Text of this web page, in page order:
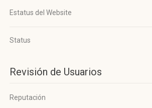
Estatus del Website
Status
Revisión de Usuarios
Reputación